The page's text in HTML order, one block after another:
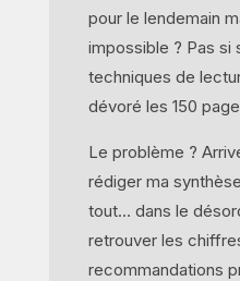
pour le lendemain
impossible ? Pas si
techniques de
dévoré les 150
Le problème ?
rédiger ma
tout… dans le
retrouver les
recommandations